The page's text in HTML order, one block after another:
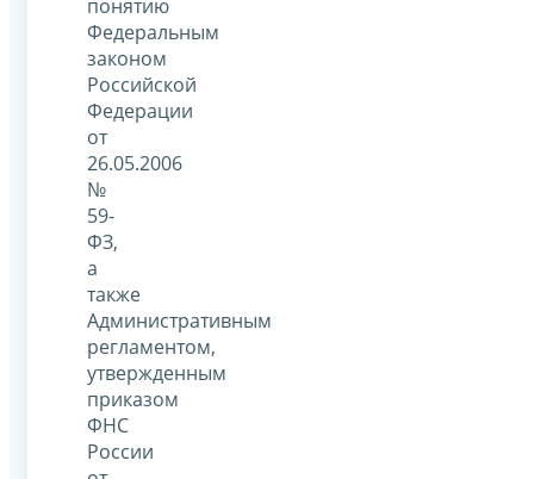
понятию
Федеральным
законом
Российской
Федерации
от
26.05.2006
№
59-
ФЗ,
а
также
Административным
регламентом,
утвержденным
приказом
ФНС
России